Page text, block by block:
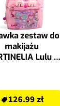
zestaw do
makijażu
Lulu &
126.99 zł